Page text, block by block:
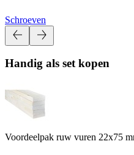
Schroeven
Handig als set kopen
Voordeelpak ruw vuren 22x75